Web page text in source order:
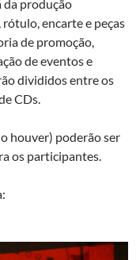
da produção
encarte e peças
de promoção,
de eventos e
divididos entre os
CDs.
houver) poderão ser
os participantes.